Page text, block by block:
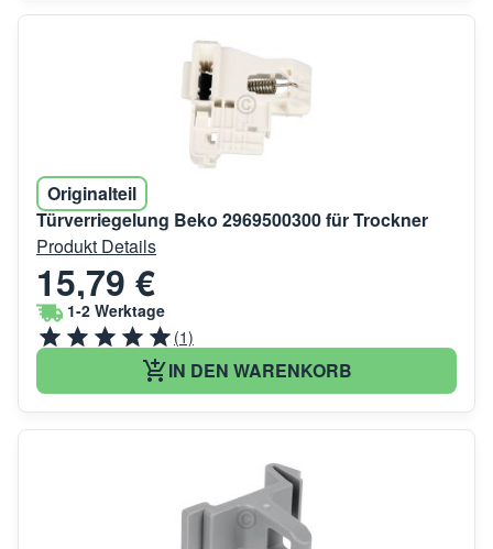
Originalteil
Türverriegelung Beko 2969500300 für Trockner
Produkt Details
15,79 €
1-2 Werktage
(1)
IN DEN WARENKORB